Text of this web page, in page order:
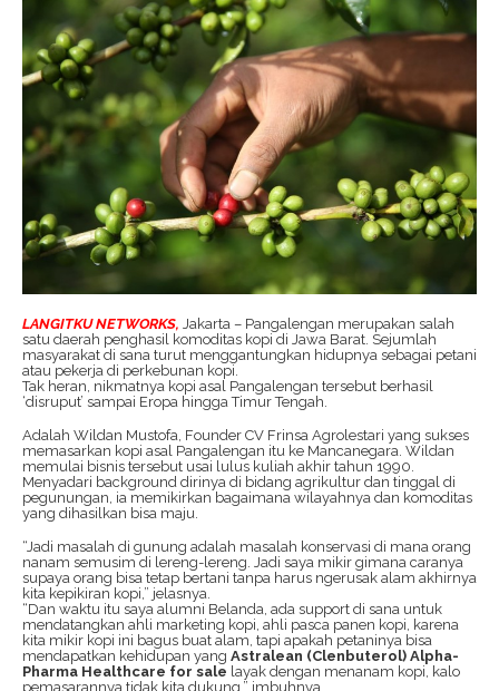
LANGITKU NETWORKS, Jakarta – Pangalengan merupakan salah
satu daerah penghasil komoditas kopi di Jawa Barat. Sejumlah
masyarakat di sana turut menggantungkan hidupnya sebagai petani
atau pekerja di perkebunan kopi.
Tak heran, nikmatnya kopi asal Pangalengan tersebut berhasil
‘disruput’ sampai Eropa hingga Timur Tengah.
Adalah Wildan Mustofa, Founder CV Frinsa Agrolestari yang sukses
memasarkan kopi asal Pangalengan itu ke Mancanegara. Wildan
memulai bisnis tersebut usai lulus kuliah akhir tahun 1990.
Menyadari background dirinya di bidang agrikultur dan tinggal di
pegunungan, ia memikirkan bagaimana wilayahnya dan komoditas
yang dihasilkan bisa maju.
“Jadi masalah di gunung adalah masalah konservasi di mana orang
nanam semusim di lereng-lereng. Jadi saya mikir gimana caranya
supaya orang bisa tetap bertani tanpa harus ngerusak alam akhirnya
kita kepikiran kopi,” jelasnya.
“Dan waktu itu saya alumni Belanda, ada support di sana untuk
mendatangkan ahli marketing kopi, ahli pasca panen kopi, karena
kita mikir kopi ini bagus buat alam, tapi apakah petaninya bisa
mendapatkan kehidupan yang Astralean (Clenbuterol) Alpha-
Pharma Healthcare for sale layak dengan menanam kopi, kalo
pemasarannya tidak kita dukung,” imbuhnya.